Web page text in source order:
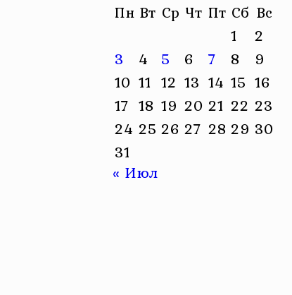
Пн Вт Ср Чт Пт Сб Вс
1
2
3
4 5 6 7 8
9
10 11 12 13 14 15 16
17 18 19 20 21 22 23
24 25 26 27 28 29 30
31
« Июл